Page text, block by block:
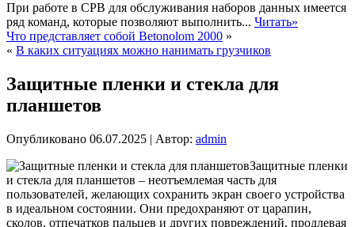
При работе в СРВ для обслуживания наборов данных имеется
ряд команд, которые позволяют выполнить... Читать»
Что представляет собой Betonolom 2000 »
« В каких ситуациях можно нанимать грузчиков
Защитные пленки и стекла для
планшетов
Опубликовано 06.07.2025 | Автор: admin
Защитные пленки
и стекла для планшетов – неотъемлемая часть для
пользователей, желающих сохранить экран своего устройства
в идеальном состоянии. Они предохраняют от царапин,
сколов, отпечатков пальцев и других повреждений, продлевая